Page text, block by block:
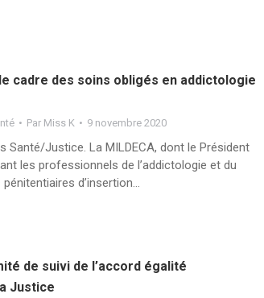
cadre des soins obligés en addictologie
Par Miss K 9 novembre 2020
Santé/Justice. La MILDECA, dont le Président
les professionnels de l’addictologie et du
d’insertion…
de suivi de l’accord égalité
Justice